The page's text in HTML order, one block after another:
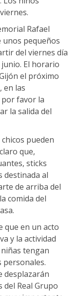
Rafael
pequeños
del viernes día
El horario
el próximo
en las
por favor la
la salida del
pueden
que,
sticks
destinada al
de arriba del
comida del
que en un acto
y la actividad
tengan
personales.
desplazarán
del Real Grupo